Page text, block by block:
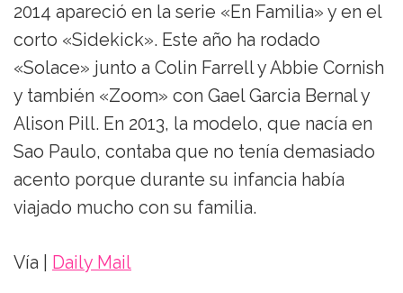
2014 apareció en la serie «En Familia» y en el
corto «Sidekick». Este año ha rodado
«Solace» junto a Colin Farrell y Abbie Cornish
y también «Zoom» con Gael Garcia Bernal y
Alison Pill. En 2013, la modelo, que nacía en
Sao Paulo, contaba que no tenía demasiado
acento porque durante su infancia había
viajado mucho con su familia.
Vía | Daily Mail